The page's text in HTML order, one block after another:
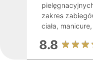
zakres
ciała,
8.8